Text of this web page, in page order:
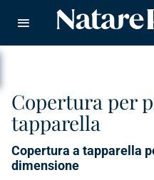
Copertura per
tapparella
Copertura a tapparella
dimensione